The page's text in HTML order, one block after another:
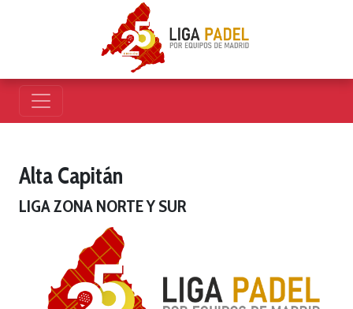
Alta Capitán
LIGA ZONA NORTE Y SUR